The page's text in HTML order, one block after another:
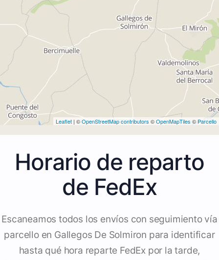
Leaflet | ©OpenStreetMap contributors ©OpenMapTiles © Parcello
Horario de reparto
de FedEx
Escaneamos todos los envíos con seguimiento vía
parcello en Gallegos De Solmiron para identificar
hasta qué hora reparte FedEx por la tarde,